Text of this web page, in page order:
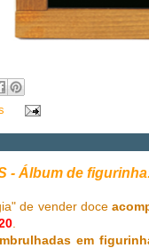
- Álbum de
de vender doce
em